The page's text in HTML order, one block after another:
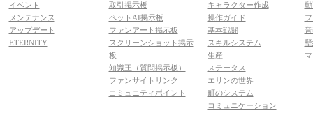
イベント
メンテナンス
アップデート
ETERNITY
取引掲示板
ペットAI掲示板
ファンアート掲示板
スクリーンショット掲示
板
知識王（質問掲示板）
ファンサイトリンク
コミュニティポイント
キャラクター作成
操作ガイド
基本戦闘
スキルシステム
生産
ステータス
エリンの世界
町のシステム
コミュニケーション